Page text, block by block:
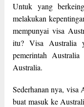
Untuk yang
melakukan
mempunyai visa
itu? Visa Australia
pemerintah
Australia.
Sederhanan nya, visa
buat masuk ke